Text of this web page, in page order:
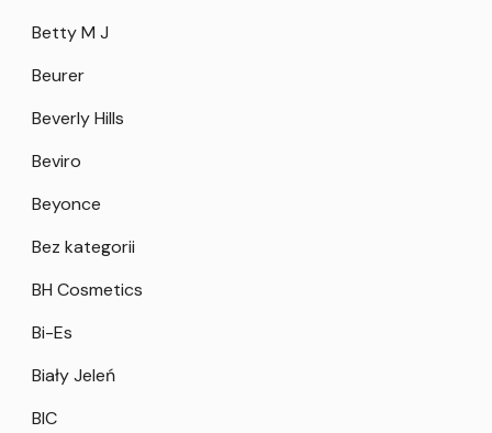
Betty M J
Beurer
Beverly Hills
Beviro
Beyonce
Bez kategorii
BH Cosmetics
Bi-Es
Biały Jeleń
BIC